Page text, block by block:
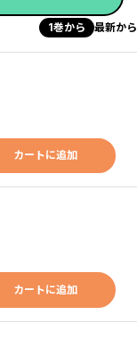
1巻から 最新から
カートに追加
カートに追加